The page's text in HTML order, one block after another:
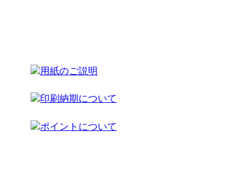
用紙のご説明
印刷納期について
ポイントについて